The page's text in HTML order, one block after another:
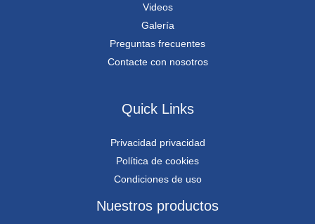
Videos
Galería
Preguntas frecuentes
Contacte con nosotros
Quick Links
Privacidad privacidad
Política de cookies
Condiciones de uso
Nuestros productos